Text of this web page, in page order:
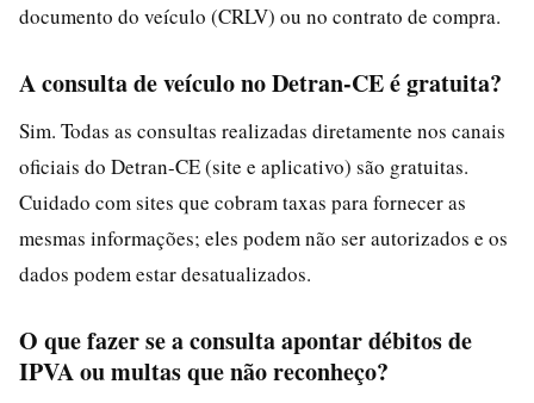
documento do veículo (CRLV) ou no contrato de compra.
A consulta de veículo no Detran-CE é gratuita?
Sim. Todas as consultas realizadas diretamente nos canais
oficiais do Detran-CE (site e aplicativo) são gratuitas.
Cuidado com sites que cobram taxas para fornecer as
mesmas informações; eles podem não ser autorizados e os
dados podem estar desatualizados.
O que fazer se a consulta apontar débitos de
IPVA ou multas que não reconheço?